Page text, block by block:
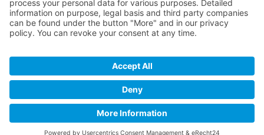
All Jobs
Contact
Legal Notice
Privacy Policy